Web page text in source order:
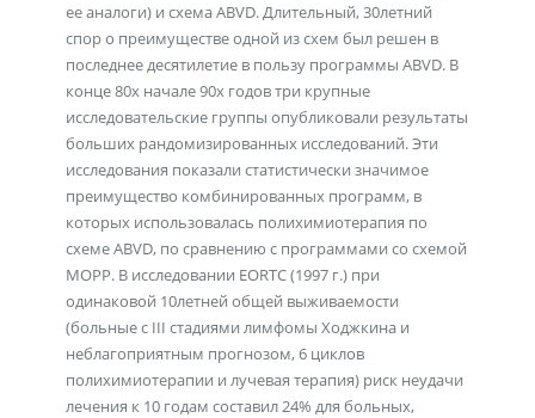
ее аналоги) и схема ABVD. Длительный, 30летний
спор о преимуществе одной из схем был решен в
последнее десятилетие в пользу программы ABVD. В
конце 80х начале 90х годов три крупные
исследовательские группы опубликовали результаты
больших рандомизированных исследований. Эти
исследования показали статистически значимое
преимущество комбинированных программ, в
которых использовалась полихимиотерапия по
схеме ABVD, по сравнению с программами со схемой
МОРР. В исследовании EORTC (1997 г.) при
одинаковой 10летней общей выживаемости
(больные с III стадиями лимфомы Ходжкина и
неблагоприятным прогнозом, 6 циклов
полихимиотерапии и лучевая терапия) риск неудачи
лечения к 10 годам составил 24% для больных,